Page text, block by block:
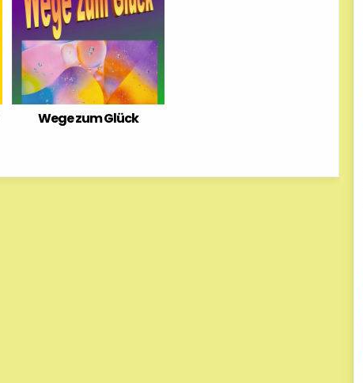
Wege zum Glück